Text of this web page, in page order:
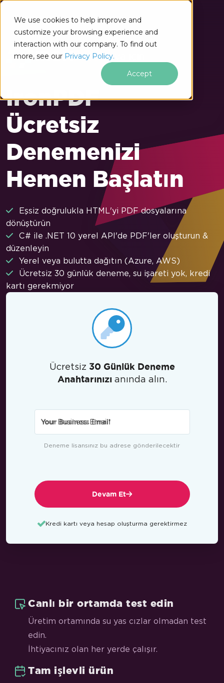
We use cookies to help improve and
customize your browsing experience and
interaction with our company. To find out
more, see our Privacy Policy.
Accept
Java için
IronPDF
Ücretsiz
Denemenizi
Hemen Başlatın
Eşsiz doğrulukla HTML'yi PDF dosyalarına
dönüştürün
C# ile .NET 10 yerel API'de PDF'ler oluşturun &
düzenleyin
Yerel veya bulutta dağıtın (Azure, AWS)
Ücretsiz 30 günlük deneme, su işareti yok, kredi
kartı gerekmiyor
Ücretsiz 30 Günlük Deneme
Anahtarınızı anında alın.
Your Business Email*
Deneme lisansınız bu adrese gönderilecektir
Devam Et
Kredi kartı veya hesap oluşturma gerektirmez
Canlı bir ortamda test edin
Üretim ortamında su yas cızlar olmadan test
edin.
İhtiyacınız olan her yerde çalışır.
Tam işlevli ürün